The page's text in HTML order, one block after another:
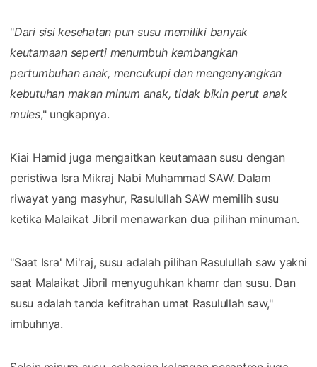
"Dari sisi kesehatan pun susu memiliki banyak
keutamaan seperti menumbuh kembangkan
pertumbuhan anak, mencukupi dan mengenyangkan
kebutuhan makan minum anak, tidak bikin perut anak
mules," ungkapnya.
Kiai Hamid juga mengaitkan keutamaan susu dengan
peristiwa Isra Mikraj Nabi Muhammad SAW. Dalam
riwayat yang masyhur, Rasulullah SAW memilih susu
ketika Malaikat Jibril menawarkan dua pilihan minuman.
"Saat Isra' Mi'raj, susu adalah pilihan Rasulullah saw yakni
saat Malaikat Jibril menyuguhkan khamr dan susu. Dan
susu adalah tanda kefitrahan umat Rasulullah saw,"
imbuhnya.